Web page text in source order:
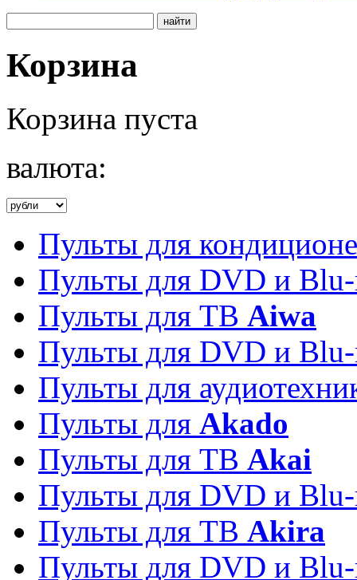
Корзина
Корзина пуста
валюта:
Пульты для
Пульты для DVD и
Пульты для ТВ Aiwa
Пульты для DVD и
Пульты для
Пульты для Akado
Пульты для ТВ Akai
Пульты для DVD и
Пульты для ТВ Akira
Пульты для DVD и